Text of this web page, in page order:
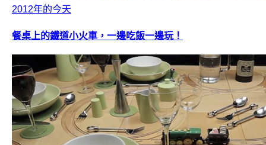
2012年的今天
餐桌上的鐵道小火車，一邊吃飯一邊玩！